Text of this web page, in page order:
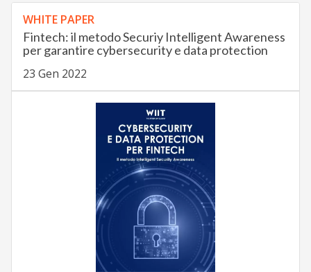
WHITE PAPER
Fintech: il metodo Securiy Intelligent Awareness
per garantire cybersecurity e data protection
23 Gen 2022